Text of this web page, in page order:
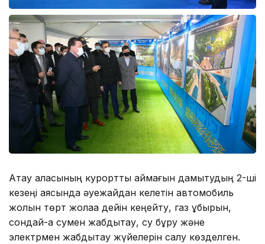
Ақтау қаласының курорттық аймағын дамытудың 2-ші
кезеңі аясында әуежайдан келетін автомобиль
жолын төрт жолаққа дейін кеңейту, газ құбырын,
сондай-ақ сумен жабдықтау, су бұру және
электрмен жабдықтау жүйелерін салу көзделген.